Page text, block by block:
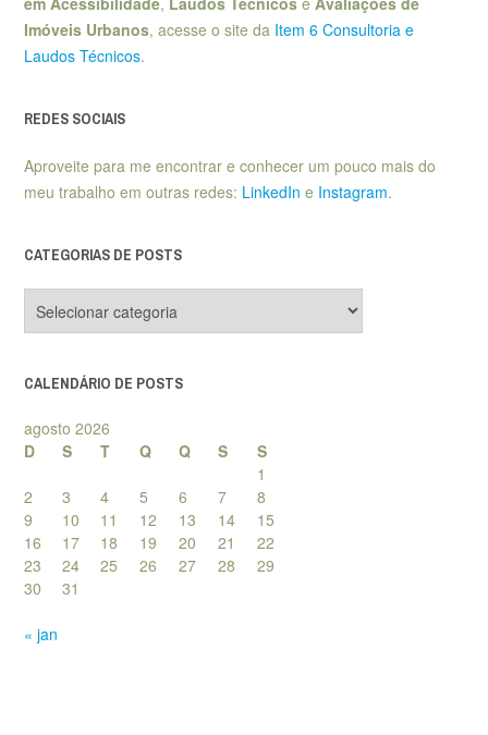
Imóveis Urbanos, acesse o site da Item 6 Consultoria e
Laudos Técnicos.
REDES SOCIAIS
Aproveite para me encontrar e conhecer um pouco mais do
meu trabalho em outras redes: LinkedIn e Instagram.
CATEGORIAS DE POSTS
de
CALENDÁRIO DE POSTS
agosto 2026
D
S T Q Q S
S
1
2
3 4 5 6 7
8
9
10 11 12 13 14
15
16
17 18 19 20 21
22
23
24 25 26 27 28
29
30
31
« jan